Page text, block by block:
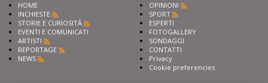
HOME
INCHIESTE
STORIE E CURIOSITÀ
EVENTI E COMUNICATI
ARTISTI
REPORTAGE
NEWS
OPINIONI
SPORT
ESPERTI
FOTOGALLERY
SONDAGGI
CONTATTI
Privacy
Cookie preferencies